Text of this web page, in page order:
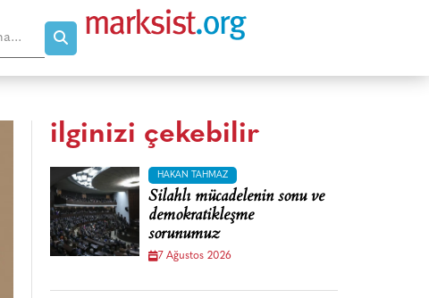
ilginizi çekebilir
HAKAN TAHMAZ
Silahlı mücadelenin sonu ve
demokratikleşme
sorunumuz
7 Ağustos 2026